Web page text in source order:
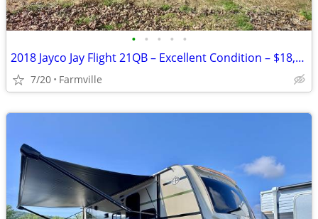
• • • • •
2018 Jayco Jay Flight 21QB – Excellent Condition – $18,000
7/20 Farmville